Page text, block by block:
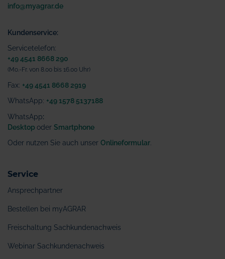
info@myagrar.de
Kundenservice:
Servicetelefon:
+49 4541 8668 290
(Mo.-Fr. von 8.00 bis 16.00 Uhr)
Fax: +49 4541 8668 2919
WhatsApp: +49 1578 5137188
WhatsApp:
Desktop oder Smartphone
Oder nutzen Sie auch unser Onlineformular
Service
Ansprechpartner
Bestellen bei myAGRAR
Freischaltung Sachkundenachweis
Webinar Sachkundenachweis